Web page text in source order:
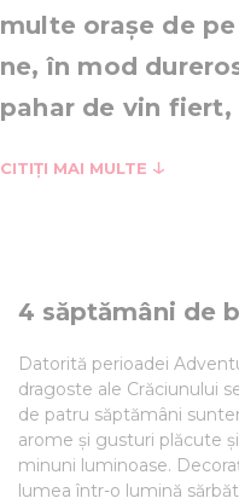
multe orașe de
ne, în mod
pahar de vin
CITIȚI MAI MULTE
4 săptămâni de
Datorită perioadei
dragoste ale Crăciunului
de patru săptămâni
arome și gusturi plăcute
minuni luminoase.
lumea într-o lumină